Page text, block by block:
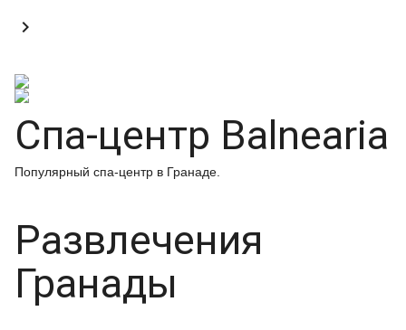

Спа-центр Balnearia
Популярный спа-центр в Гранаде.
Развлечения
Гранады